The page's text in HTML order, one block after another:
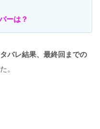
ーは？
バレ結果、最終回までの
。